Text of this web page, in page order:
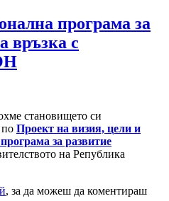
програма за
връзка с
становището си
по Проект на визия, цели и
за развитие
на Република
, за да можеш да коментираш